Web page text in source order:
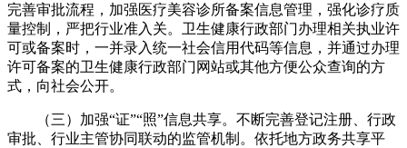
完善审批流程，加强医疗美容诊所备案信息管理，强化诊疗质
量控制，严把行业准入关。卫生健康行政部门办理相关执业许
可或备案时，一并录入统一社会信用代码等信息，并通过办理
许可备案的卫生健康行政部门网站或其他方便公众查询的方
式，向社会公开。
（三）加强“证”“照”信息共享。不断完善登记注册、行政
审批、行业主管协同联动的监管机制。依托地方政务共享平